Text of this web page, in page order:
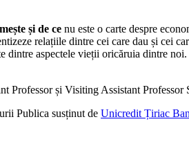
și de ce nu este o carte despre
relațiile dintre cei care dau și cei
dintre aspectele vieții oricăruia dintre noi.
Professor și Visiting Assistant
Publica susținut de Unicredit Țiriac